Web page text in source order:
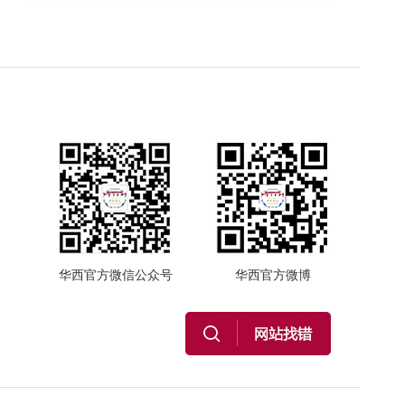
华西官方微信公众号 华西官方微博